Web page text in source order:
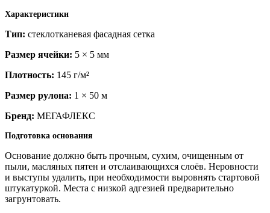
Характеристики
Тип: стеклотканевая фасадная сетка
Размер ячейки: 5 × 5 мм
Плотность: 145 г/м²
Размер рулона: 1 × 50 м
Бренд: МЕГАФЛЕКС
Подготовка основания
Основание должно быть прочным, сухим, очищенным от
пыли, масляных пятен и отслаивающихся слоёв. Неровности
и выступы удалить, при необходимости выровнять стартовой
штукатуркой. Места с низкой адгезией предварительно
загрунтовать.